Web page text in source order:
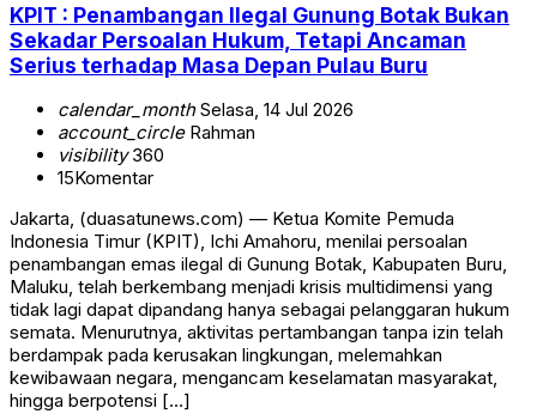
KPIT : Penambangan Ilegal Gunung Botak Bukan
Sekadar Persoalan Hukum, Tetapi Ancaman
Serius terhadap Masa Depan Pulau Buru
calendar_monthSelasa, 14 Jul 2026
account_circleRahman
visibility360
15Komentar
Jakarta, (duasatunews.com) — Ketua Komite Pemuda
Indonesia Timur (KPIT), Ichi Amahoru, menilai persoalan
penambangan emas ilegal di Gunung Botak, Kabupaten Buru,
Maluku, telah berkembang menjadi krisis multidimensi yang
tidak lagi dapat dipandang hanya sebagai pelanggaran hukum
semata. Menurutnya, aktivitas pertambangan tanpa izin telah
berdampak pada kerusakan lingkungan, melemahkan
kewibawaan negara, mengancam keselamatan masyarakat,
hingga berpotensi […]